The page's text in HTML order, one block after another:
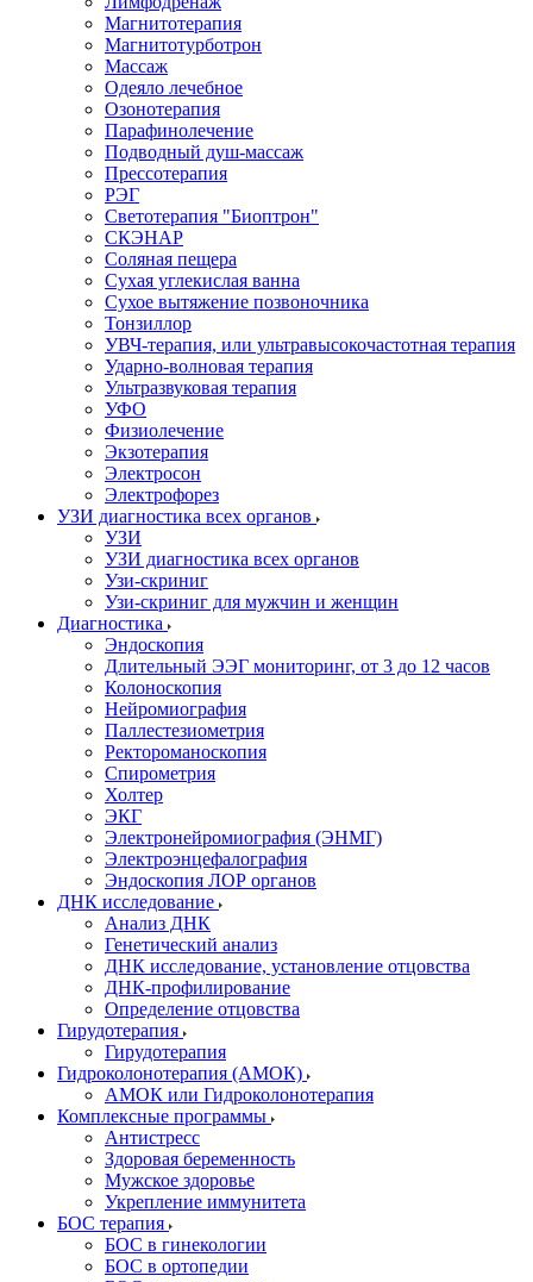
Магнитотерапия
Магнитотурботрон
Массаж
Одеяло лечебное
Озонотерапия
Парафинолечение
Подводный душ-массаж
Прессотерапия
РЭГ
Светотерапия "Биоптрон"
СКЭНАР
Соляная пещера
Сухая углекислая ванна
Сухое вытяжение позвоночника
Тонзиллор
УВЧ-терапия, или ультравысокочастотная терапия
Ударно-волновая терапия
Ультразвуковая терапия
УФО
Физиолечение
Экзотерапия
Электросон
Электрофорез
УЗИ диагностика всех органов
УЗИ
УЗИ диагностика всех органов
Узи-скриниг
Узи-скриниг для мужчин и женщин
Диагностика
Эндоскопия
Длительный ЭЭГ мониторинг, от 3 до 12 часов
Колоноскопия
Нейромиография
Паллестезиометрия
Ректороманоскопия
Спирометрия
Холтер
ЭКГ
Электронейромиография (ЭНМГ)
Электроэнцефалография
Эндоскопия ЛОР органов
ДНК исследование
Анализ ДНК
Генетический анализ
ДНК исследование, установление отцовства
ДНК-профилирование
Определение отцовства
Гирудотерапия
Гирудотерапия
Гидроколонотерапия (АМОК)
АМОК или Гидроколонотерапия
Комплексные программы
Антистресс
Здоровая беременность
Мужское здоровье
Укрепление иммунитета
БОС терапия
БОС в гинекологии
БОС в ортопедии